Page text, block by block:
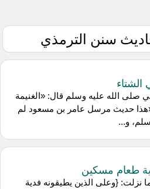
سنن الترمذي
الشتاء
صلى الله عليه وسلم قال: «الغنيمة
«هذا حديث مرسل عامر بن مسعود لم
و...
طعام مسكين
نزلت: {وعلى الذين يطيقونه فدية